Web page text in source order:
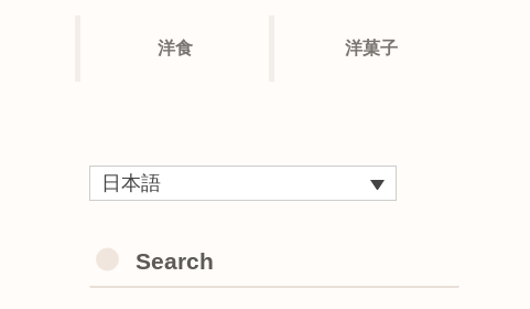
洋食 洋菓子
日本語
Search